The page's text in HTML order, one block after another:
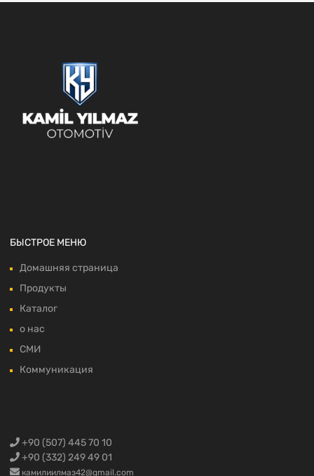
БЫСТРОЕ МЕНЮ
Домашняя страница
Продукты
Каталог
о нас
СМИ
Коммуникация
+90 (507) 445 70 10
+90 (332) 249 49 01
камилиилмаз42@gmail.com